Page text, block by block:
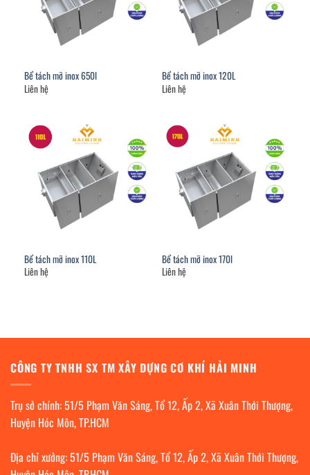
Bể tách mỡ inox 650l
Liên hệ
Bể tách mỡ inox 120L
Liên hệ
Bể tách mỡ inox 110L
Liên hệ
Bể tách mỡ inox 170l
Liên hệ
CÔNG TY TNHH SX TM XÂY DỰNG CƠ KHÍ HẢI MINH
Trụ sở chính: 51/5 Phạm Văn Sáng, Tổ 12, Ấp 2, Xã Xuân Thới Thượng,
Huyện Hóc Môn, TP.HCM
Địa chỉ xưởng: 51/5 Phạm Văn Sáng, Tổ 12, Ấp 2, Xã Xuân Thới Thượng,